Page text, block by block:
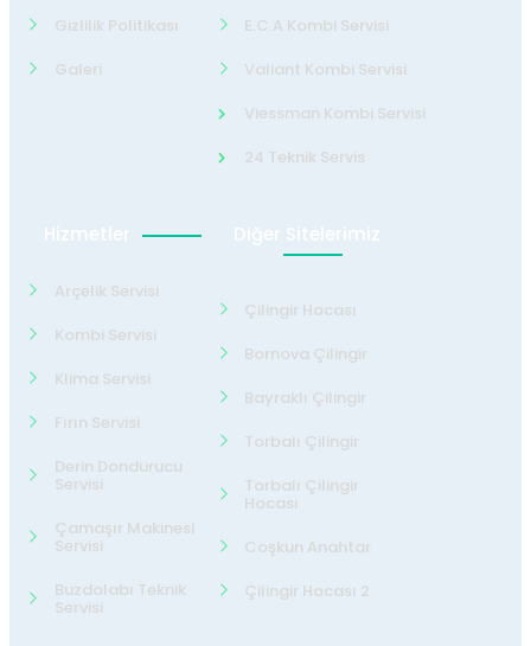
Gizlilik Politikası
Galeri
E.C.A Kombi Servisi
Valiant Kombi Servisi
Viessman Kombi Servisi
24 Teknik Servis
Hizmetler
Arçelik Servisi
Kombi Servisi
Klima Servisi
Fırın Servisi
Derin Dondurucu
Servisi
Çamaşır Makinesi
Servisi
Buzdolabı Teknik
Servisi
Diğer Sitelerimiz
Çilingir Hocası
Bornova Çilingir
Bayraklı Çilingir
Torbalı Çilingir
Torbalı Çilingir
Hocası
Coşkun Anahtar
Çilingir Hocası 2